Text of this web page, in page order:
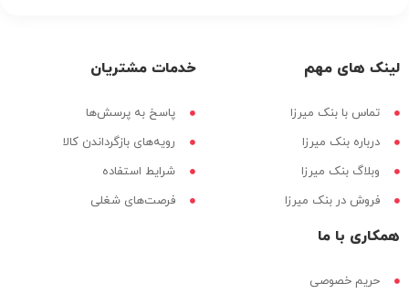
لینک های مهم
تماس با بنک میرزا
درباره بنک میرزا
وبلاگ بنک میرزا
فروش در بنک میرزا
خدمات مشتریان
پاسخ به پرسش‌ها
رویه‌های بازگرداندن کالا
شرایط استفاده
فرصت‌های شغلی
همکاری با ما
حریم خصوصی